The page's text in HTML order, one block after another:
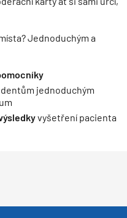
Jednoduchým a
jednoduchým
vyšetření pacienta